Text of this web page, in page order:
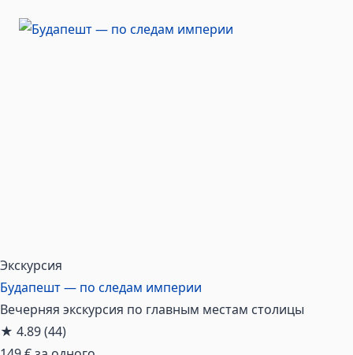
Экскурсия
Будапешт — по следам империи
Вечерняя экскурсия по главным местам столицы
★ 4.89(44)